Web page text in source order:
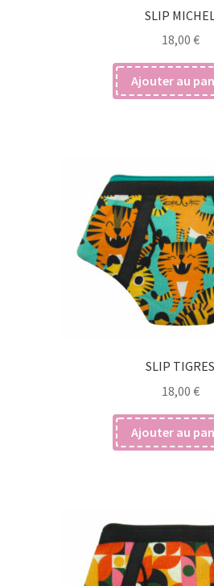
SLIP MICHEL
18,00 €
Ajouter au
SLIP TIGRES
18,00 €
Ajouter au